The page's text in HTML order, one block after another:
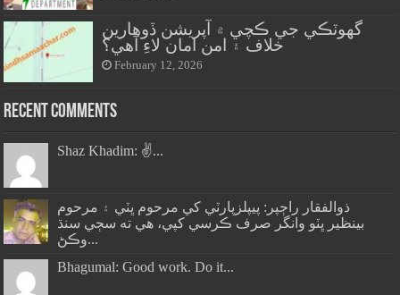
گهوٽڪي جي ڪچي ۾ آپريشن ڏوهارين
خلاف ۽ امن امان لاءِ آهي؟
February 12, 2026
Recent Comments
Shaz Khadim: ✌️...
ذوالفقار راڄپر: پيپلزپارٽي کي مرحوم ڀٽي ۽ مرحوم
بينظير ڀٽو وانگر صرف ڪرسي کپي، هي ته سڄي سنڌ
وڪڻ...
Bhagumal: Good work. Do it...